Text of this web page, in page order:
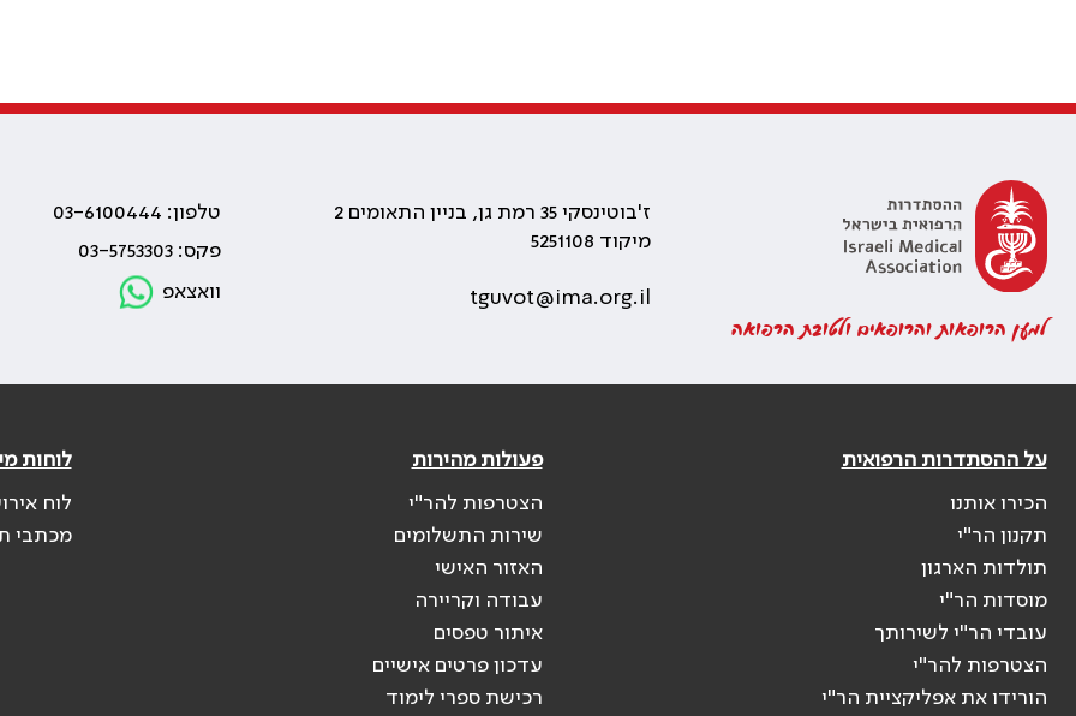
למען הרופאות והרופאים ולטובת הרפואה
ז'בוטינסקי 35 רמת גן, בניין התאומים 2
מיקוד 5251108
tguvot@ima.org.il
טלפון: 03-6100444
פקס: 03-5753303
וואצאפ
על ההסתדרות הרפואית
הכירו אותנו
תקנון הר"י
תולדות הארגון
מוסדות הר"י
עובדי הר"י לשירותך
הצטרפות להר"י
הורידו את אפליקציית הר"י
פעולות מהירות
הצטרפות להר"י
שירות התשלומים
האזור האישי
עבודה וקריירה
איתור טפסים
עדכון פרטים אישיים
רכישת ספרי לימוד
לוחות
לוח
מכתבי